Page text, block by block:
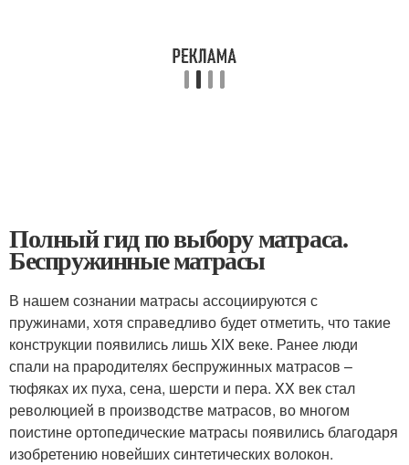
Полный гид по выбору матраса.
Беспружинные матрасы
В нашем сознании матрасы ассоциируются с
пружинами, хотя справедливо будет отметить, что такие
конструкции появились лишь XIX веке. Ранее люди
спали на прародителях беспружинных матрасов –
тюфяках их пуха, сена, шерсти и пера. XX век стал
революцией в производстве матрасов, во многом
поистине ортопедические матрасы появились благодаря
изобретению новейших синтетических волокон.